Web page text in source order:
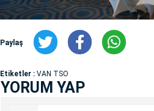
Paylaş
Etiketler : VAN TSO
YORUM YAP